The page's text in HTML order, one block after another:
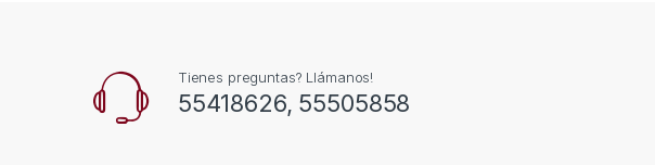
Tienes preguntas? Llámanos!
55418626, 55505858